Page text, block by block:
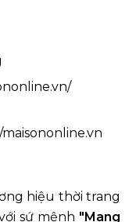
hiệu thời trang
sứ mệnh "Mang